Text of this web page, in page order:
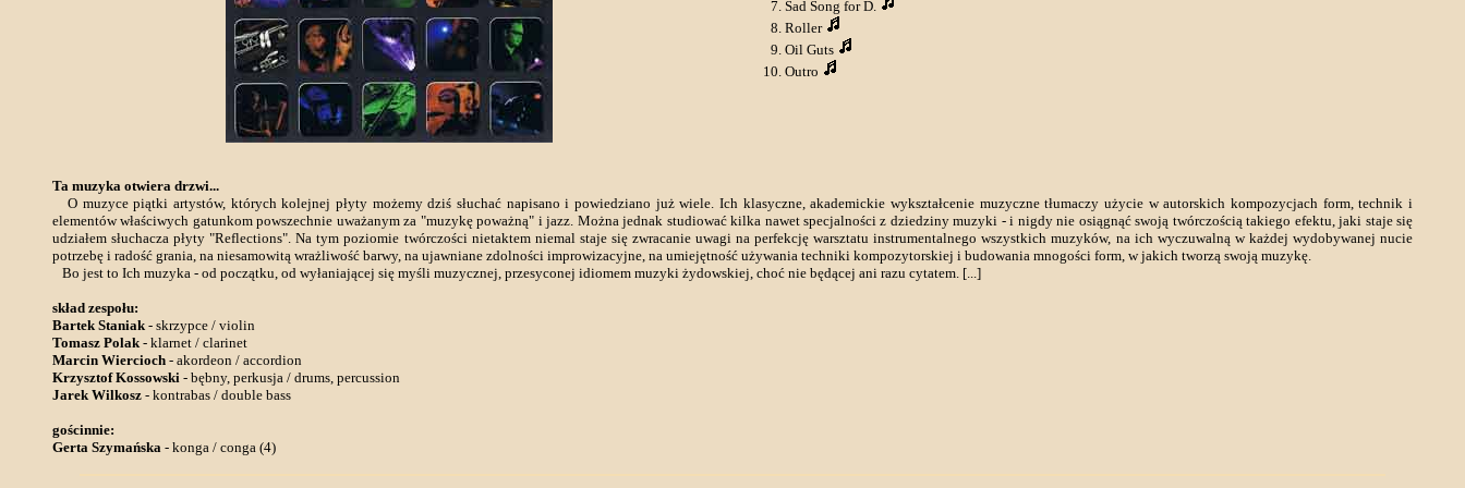
Sad Song for D.
Roller
Oil Guts
Outro
Ta muzyka otwiera drzwi...
O muzyce piątki artystów, których kolejnej płyty możemy dziś słuchać napisano i powiedziano już wiele. Ich klasyczne, akademickie wykształcenie muzyczne tłumaczy użycie w autorskich kompozycjach form, technik i
elementów właściwych gatunkom powszechnie uważanym za "muzykę poważną" i jazz. Można jednak studiować kilka nawet specjalności z dziedziny muzyki - i nigdy nie osiągnąć swoją twórczością takiego efektu, jaki staje się
udziałem słuchacza płyty "Reflections". Na tym poziomie twórczości nietaktem niemal staje się zwracanie uwagi na perfekcję warsztatu instrumentalnego wszystkich muzyków, na ich wyczuwalną w każdej wydobywanej nucie
potrzebę i radość grania, na niesamowitą wrażliwość barwy, na ujawniane zdolności improwizacyjne, na umiejętność używania techniki kompozytorskiej i budowania mnogości form, w jakich tworzą swoją muzykę.
Bo jest to Ich muzyka - od początku, od wyłaniającej się myśli muzycznej, przesyconej idiomem muzyki żydowskiej, choć nie będącej ani razu cytatem. [...]
skład zespołu:
Bartek Staniak- skrzypce / violin
Tomasz Polak- klarnet / clarinet
Marcin Wiercioch - akordeon / accordion
Krzysztof Kossowski - bębny, perkusja / drums, percussion
Jarek Wilkosz - kontrabas / double bass
gościnnie:
Gerta Szymańska - konga / conga (4)